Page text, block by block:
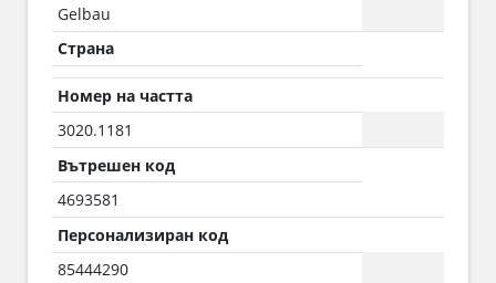
Gelbau
Страна
Номер на частта
3020.1181
Вътрешен код
4693581
Персонализиран код
85444290